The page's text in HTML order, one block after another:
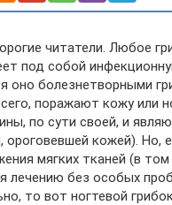
читатели. Любое
под собой
оно болезнетворными
поражают кожу или
по сути своей, и
ороговевшей кожей). Но,
мягких тканей (в
лечению без особых
то вот ногтевой